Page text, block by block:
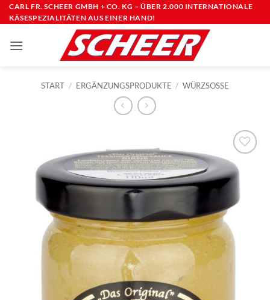
Zum
Inhalt
CARL FR. SCHEER GMBH + CO. KG – ÜBER 2.000 INTERNATIONALE
KÄSESPEZIALITÄTEN AUS EINER HAND!
START / ERGÄNZUNGSPRODUKTE / WÜRZSOSSE